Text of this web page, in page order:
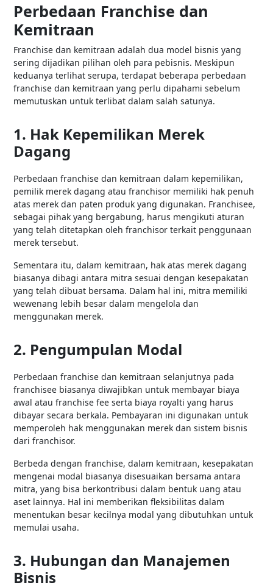
Perbedaan Franchise dan
Kemitraan
Franchise dan kemitraan adalah dua model bisnis yang
sering dijadikan pilihan oleh para pebisnis. Meskipun
keduanya terlihat serupa, terdapat beberapa perbedaan
franchise dan kemitraan yang perlu dipahami sebelum
memutuskan untuk terlibat dalam salah satunya.
1. Hak Kepemilikan Merek
Dagang
Perbedaan franchise dan kemitraan dalam kepemilikan,
pemilik merek dagang atau franchisor memiliki hak penuh
atas merek dan paten produk yang digunakan. Franchisee,
sebagai pihak yang bergabung, harus mengikuti aturan
yang telah ditetapkan oleh franchisor terkait penggunaan
merek tersebut.
Sementara itu, dalam kemitraan, hak atas merek dagang
biasanya dibagi antara mitra sesuai dengan kesepakatan
yang telah dibuat bersama. Dalam hal ini, mitra memiliki
wewenang lebih besar dalam mengelola dan
menggunakan merek.
2. Pengumpulan Modal
Perbedaan franchise dan kemitraan selanjutnya pada
franchisee biasanya diwajibkan untuk membayar biaya
awal atau franchise fee serta biaya royalti yang harus
dibayar secara berkala. Pembayaran ini digunakan untuk
memperoleh hak menggunakan merek dan sistem bisnis
dari franchisor.
Berbeda dengan franchise, dalam kemitraan, kesepakatan
mengenai modal biasanya disesuaikan bersama antara
mitra, yang bisa berkontribusi dalam bentuk uang atau
aset lainnya. Hal ini memberikan fleksibilitas dalam
menentukan besar kecilnya modal yang dibutuhkan untuk
memulai usaha.
3. Hubungan dan Manajemen
Bisnis